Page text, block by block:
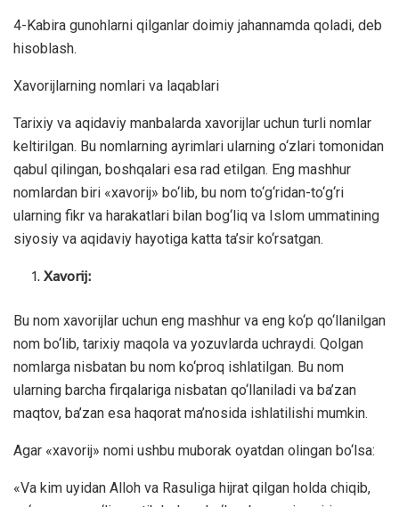
4-Kabira gunohlarni qilganlar doimiy jahannamda qoladi, deb
hisoblash.
Xavorijlarning nomlari va laqablari
Tarixiy va aqidaviy manbalarda xavorijlar uchun turli nomlar
keltirilgan. Bu nomlarning ayrimlari ularning o‘zlari tomonidan
qabul qilingan, boshqalari esa rad etilgan. Eng mashhur
nomlardan biri «xavorij» bo‘lib, bu nom to‘g‘ridan-to‘g‘ri
ularning fikr va harakatlari bilan bog‘liq va Islom ummatining
siyosiy va aqidaviy hayotiga katta ta’sir ko‘rsatgan.
Xavorij:
Bu nom xavorijlar uchun eng mashhur va eng ko‘p qo‘llanilgan
nom bo‘lib, tarixiy maqola va yozuvlarda uchraydi. Qolgan
nomlarga nisbatan bu nom ko‘proq ishlatilgan. Bu nom
ularning barcha firqalariga nisbatan qo‘llaniladi va ba’zan
maqtov, ba’zan esa haqorat ma’nosida ishlatilishi mumkin.
Agar «xavorij» nomi ushbu muborak oyatdan olingan bo‘lsa:
«Va kim uyidan Alloh va Rasuliga hijrat qilgan holda chiqib,